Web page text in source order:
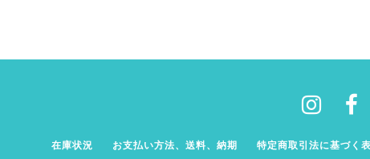
在庫状況 お支払い方法、送料、納期 特定商取引法に基づく